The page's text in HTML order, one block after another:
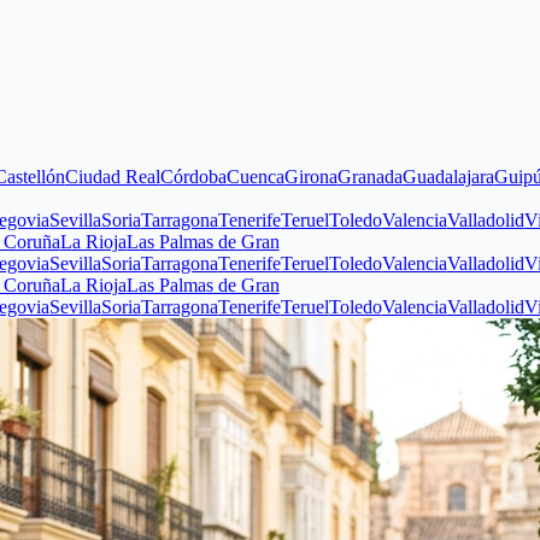
Ciudad RealCórdobaCuencaGironaGranadaGuadalajaraGuipúzcoa
SoriaTarragonaTenerifeTeruelToledoValenciaValladolidVizcaya
RiojaLas Palmas de Gran
SoriaTarragonaTenerifeTeruelToledoValenciaValladolidVizcaya
RiojaLas Palmas de Gran
SoriaTarragonaTenerifeTeruelToledoValenciaValladolidVizcaya